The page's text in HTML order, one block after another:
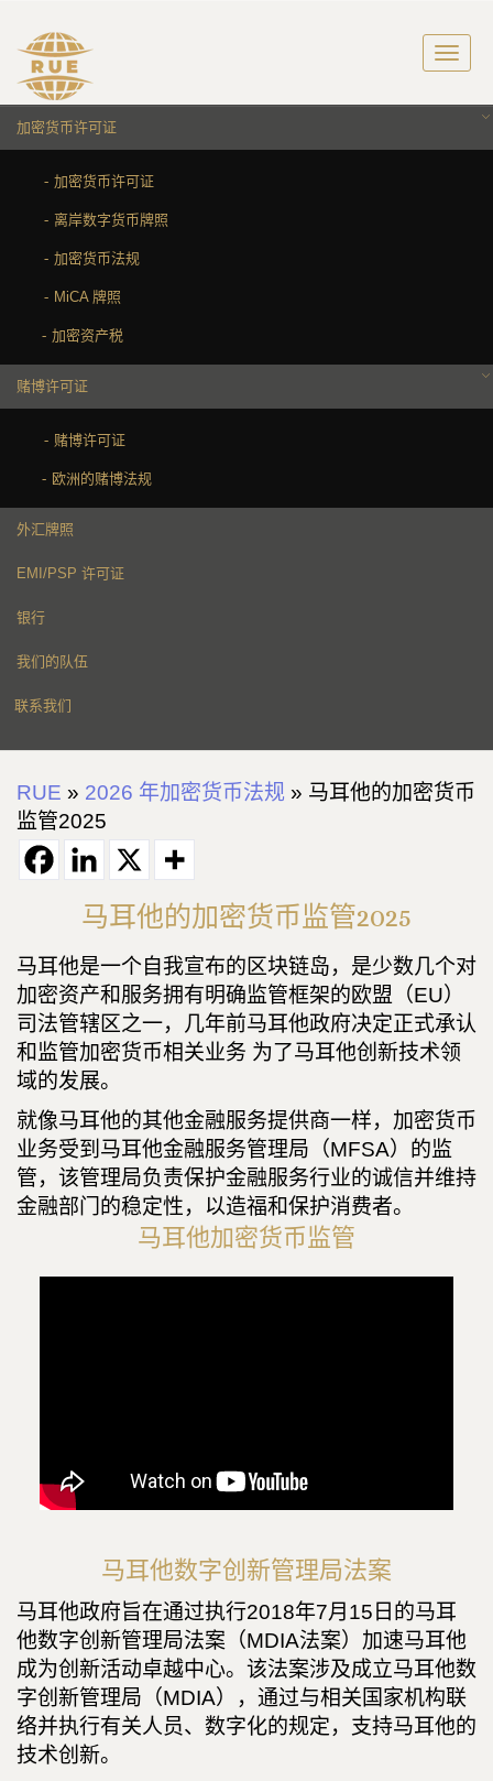
加密货币许可证
加密货币许可证
离岸数字货币牌照
加密货币法规
MiCA 牌照
加密资产税
赌博许可证
赌博许可证
欧洲的赌博法规
外汇牌照
EMI/PSP 许可证
银行
我们的队伍
联系我们
RUE » 2026 年加密货币法规 » 马耳他的加密货币
监管2025
马耳他的加密货币监管2025
马耳他是一个自我宣布的区块链岛，是少数几个对
加密资产和服务拥有明确监管框架的欧盟（EU）
司法管辖区之一，几年前马耳他政府决定正式承认
和监管加密货币相关业务 为了马耳他创新技术领
域的发展。
就像马耳他的其他金融服务提供商一样，加密货币
业务受到马耳他金融服务管理局（MFSA）的监
管，该管理局负责保护金融服务行业的诚信并维持
金融部门的稳定性，以造福和保护消费者。
马耳他加密货币监管
马耳他数字创新管理局法案
马耳他政府旨在通过执行2018年7月15日的马耳
他数字创新管理局法案（MDIA法案）加速马耳他
成为创新活动卓越中心。该法案涉及成立马耳他数
字创新管理局（MDIA），通过与相关国家机构联
络并执行有关人员、数字化的规定，支持马耳他的
技术创新。